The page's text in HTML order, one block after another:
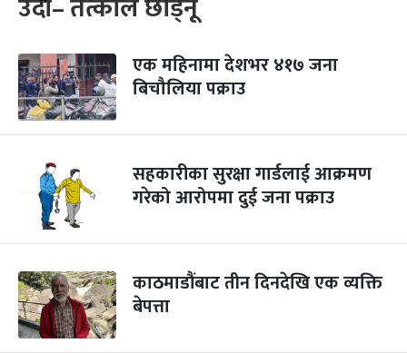
उर्दी– तत्काल छाड्नू
एक महिनामा देशभर ४१७ जना
बिचौलिया पक्राउ
सहकारीका सुरक्षा गार्डलाई आक्रमण
गरेको आरोपमा दुई जना पक्राउ
काठमाडौंबाट तीन दिनदेखि एक व्यक्ति
बेपत्ता